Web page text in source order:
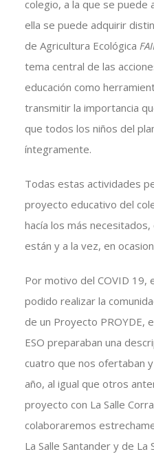
colegio, a la que se puede
ella se puede adquirir
de Agricultura Ecológica
tema central de las
educación como
transmitir la importancia
que todos los niños del
íntegramente.
Todas estas actividades
proyecto educativo del
hacía los más
están y a la vez, en
Por motivo del COVID 19,
podido realizar la
de un Proyecto PROYDE,
ESO preparaban una
cuatro que nos ofertaban
año, al igual que otros
proyecto con La Salle
colaboraremos
La Salle Santander y de